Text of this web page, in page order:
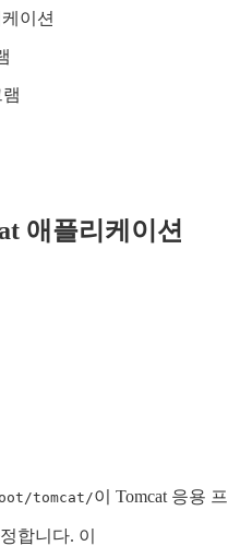
이션
애플리케이션
tomcat/이 Tomcat 응용 프
합니다. 이